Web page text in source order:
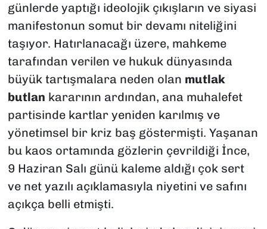
günlerde yaptığı ideolojik çıkışların ve siyasi
manifestonun somut bir devamı niteliğini
taşıyor. Hatırlanacağı üzere, mahkeme
tarafından verilen ve hukuk dünyasında
büyük tartışmalara neden olan mutlak
butlan kararının ardından, ana muhalefet
partisinde kartlar yeniden karılmış ve
yönetimsel bir kriz baş göstermişti. Yaşanan
bu kaos ortamında gözlerin çevrildiği İnce,
9 Haziran Salı günü kaleme aldığı çok sert
ve net yazılı açıklamasıyla niyetini ve safını
açıkça belli etmişti.